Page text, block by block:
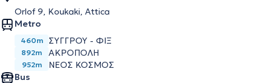
Orlof 9, Koukaki, Attica
Metro
460m ΣΥΓΓΡΟΥ - ΦΙΞ
892m ΑΚΡΟΠΟΛΗ
952m
ΝΕΟΣ ΚΟΣΜΟΣ
Bus